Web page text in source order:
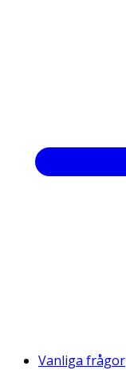
Vanliga frågor